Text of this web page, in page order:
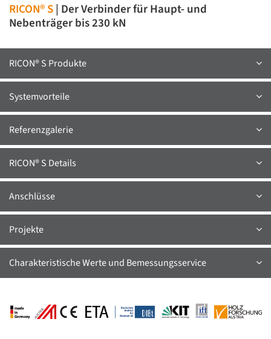
RICON® S| Der Verbinder für Haupt- und
Nebenträger bis 230 kN
RICON® S Produkte
Systemvorteile
Referenzgalerie
RICON® S Details
Anschlüsse
Projekte
Charakteristische Werte und Bemessungsservice